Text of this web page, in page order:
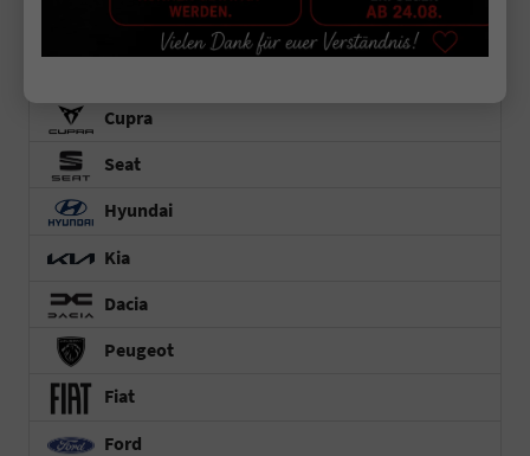
T7 Transporter
Cupra
Seat
Hyundai
Kia
Dacia
Peugeot
Fiat
Ford